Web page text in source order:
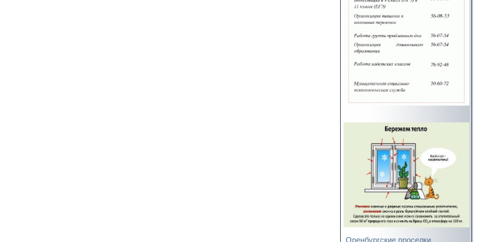
Оренбургские проселки